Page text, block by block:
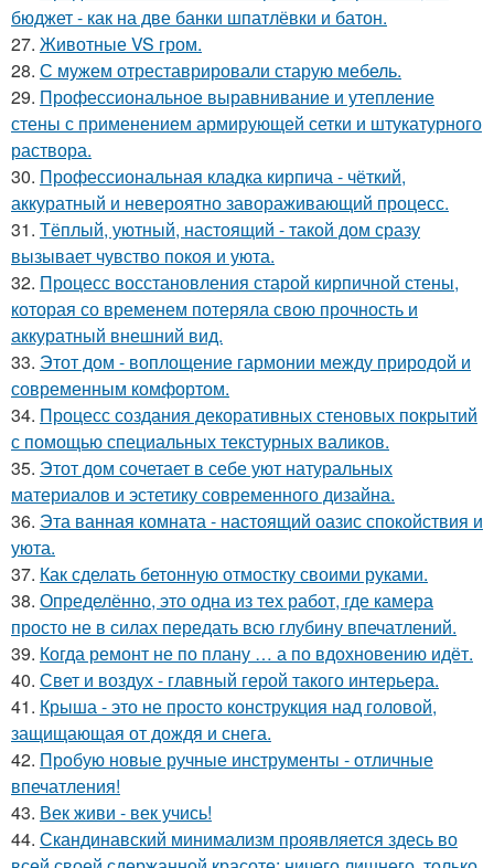
бюджет - как на две банки шпатлёвки и батон.
27. Животные VS гром.
28. С мужем отреставрировали старую мебель.
29. Профессиональное выравнивание и утепление
стены с применением армирующей сетки и штукатурного
раствора.
30. Профессиональная кладка кирпича - чёткий,
аккуратный и невероятно завораживающий процесс.
31. Тёплый, уютный, настоящий - такой дом сразу
вызывает чувство покоя и уюта.
32. Процесс восстановления старой кирпичной стены,
которая со временем потеряла свою прочность и
аккуратный внешний вид.
33. Этот дом - воплощение гармонии между природой и
современным комфортом.
34. Процесс создания декоративных стеновых покрытий
с помощью специальных текстурных валиков.
35. Этот дом сочетает в себе уют натуральных
материалов и эстетику современного дизайна.
36. Эта ванная комната - настоящий оазис спокойствия и
уюта.
37. Как сделать бетонную отмостку своими руками.
38. Определённо, это одна из тех работ, где камера
просто не в силах передать всю глубину впечатлений.
39. Когда ремонт не по плану … а по вдохновению идёт.
40. Свет и воздух - главный герой такого интерьера.
41. Крыша - это не просто конструкция над головой,
защищающая от дождя и снега.
42. Пробую новые ручные инструменты - отличные
впечатления!
43. Век живи - век учись!
44. Скандинавский минимализм проявляется здесь во